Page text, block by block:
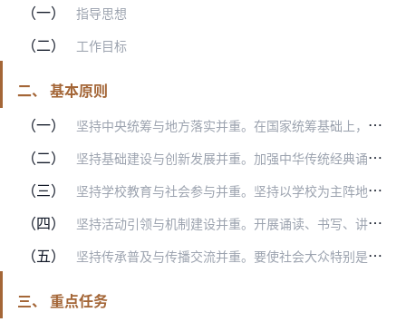
（一）
指导思想
（二） 工作目标
二、 基本原则
（一）
坚持中央统筹与地方落实并重。在国家统筹基础上，充分发挥地方教育（语言文字）部门的主管作用，切实把中华经典诵读工程的实施摆上重要日程，协调有关行业主管部门、语委成…
（二） 坚持基础建设与创新发展并重。加强中华传统经典诵读教材、读本等基础资源建设，便于社会大众尤其是青少年知道“读什么”、“怎么读”，学习领悟中华经典精髓；重视对中华经…
（三） 坚持学校教育与社会参与并重。坚持以学校为主阵地，以课堂教学和学校活动为主渠道，为学生从小打下中国文化底色；注重发挥学校的辐射带动作用，发挥朗诵、书法、诗词等文化…
（四） 坚持活动引领与机制建设并重。开展诵读、书写、讲解、诗词创作等实践活动，在全社会营造“亲近经典、承续传统”的良好氛围；通过课程教材建设、基地平台支撑等长效机制，保…
（五） 坚持传承普及与传播交流并重。要使社会大众特别是青少年更好地熟悉诗词歌赋，传承中华人文精神、普及中华传统美德，又要加强与海外的交流合作，通过人文交流机制、语言年、…
三、 重点任务